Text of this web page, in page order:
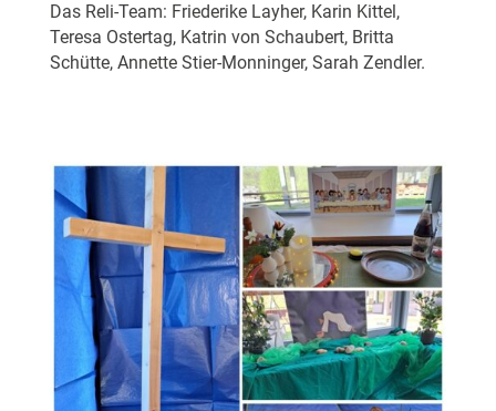
Das Reli-Team: Friederike Layher, Karin Kittel,
Teresa Ostertag, Katrin von Schaubert, Britta
Schütte, Annette Stier-Monninger, Sarah Zendler.